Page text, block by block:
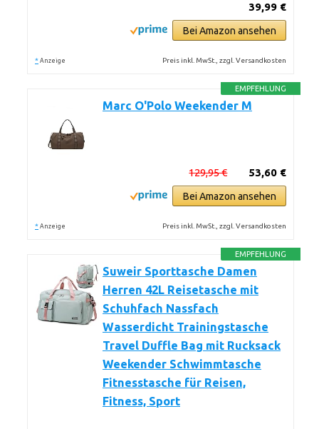
39,99 €
Bei Amazon ansehen
* Anzeige Preis inkl. MwSt., zzgl. Versandkosten
EMPFEHLUNG
Marc O'Polo Weekender M
53,60 €
129,95 €
Bei Amazon ansehen
* Anzeige Preis inkl. MwSt., zzgl. Versandkosten
EMPFEHLUNG
Suweir Sporttasche Damen
Herren 42L Reisetasche mit
Schuhfach Nassfach
Wasserdicht Trainingstasche
Travel Duffle Bag mit Rucksack
Weekender Schwimmtasche
Fitnesstasche für Reisen,
Fitness, Sport